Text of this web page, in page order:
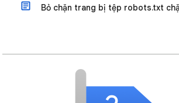
Bỏ chặn trang bị tệp robots.txt